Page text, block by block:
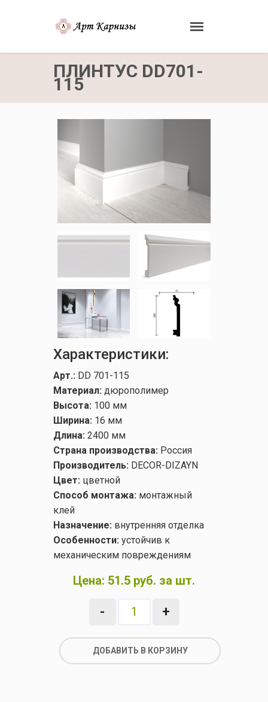
ПЛИНТУС DD701-
115
Характеристики:
Арт.: DD 701-115
Материал: дюрополимер
Высота: 100 мм
Ширина: 16 мм
Длина: 2400 мм
Страна производства: Россия
Производитель: DECOR-DIZAYN
Цвет: цветной
Способ монтажа: монтажный
клей
Назначение: внутренняя отделка
Особенности: устойчив к
механическим повреждениям
Цена: 51.5 руб. за шт.
- +
ДОБАВИТЬ В КОРЗИНУ